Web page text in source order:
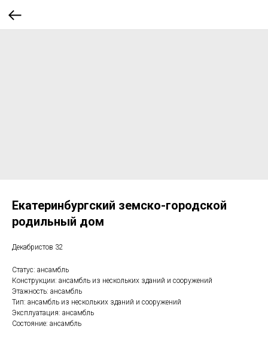
Екатеринбургский земско-городской
родильный дом
Декабристов 32
Статус: ансамбль
Конструкции: ансамбль из нескольких зданий и сооружений
Этажность: ансамбль
Тип: ансамбль из нескольких зданий и сооружений
Эксплуатация: ансамбль
Состояние: ансамбль